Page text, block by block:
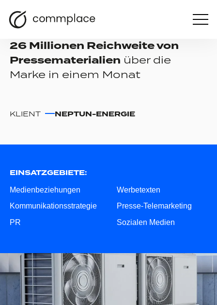
FALLSTUDIE
26 Millionen Reichweite von
Pressematerialien über die
Marke in einem Monat
KLIENT NEPTUN-ENERGIE
EINSATZGEBIETE:
Medienbeziehungen
Werbetexten
Kommunikationsstrategie
Presse-Telemarketing
PR
Sozialen Medien